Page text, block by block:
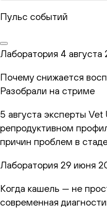
Пульс событий
Лаборатория 4 августа
Почему снижается
Разобрали на стриме
5 августа эксперты Vet
репродуктивном
причин проблем в
Лаборатория 29 июня
Когда кашель — не
современная